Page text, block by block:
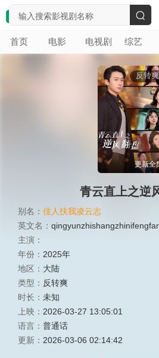
首页 电影 电视剧 综艺
搜
索
反转
更新全
青云直上之逆
别名： 佳人扶我凌云志
英文名：
主演：
年份： 2025年
地区： 大陆
类型： 反转爽
时长： 未知
上映： 2026-03-27 13:05:01
语言： 普通话
更新： 2026-03-06 02:14:42